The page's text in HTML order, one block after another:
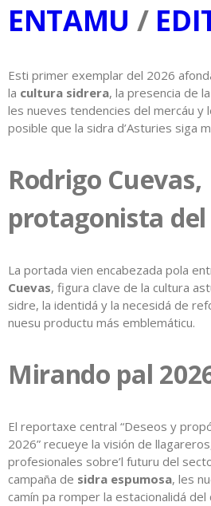
ENTAMU /
Esti primer exemplar del 2026
la cultura sidrera, la presencia de
les nueves tendencies del mercáu y
posible que la sidra d’Asturies siga
Rodrigo Cuevas,
protagonista del
La portada vien encabezada pola
Cuevas, figura clave de la cultura
sidre, la identidá y la necesidá de
nuesu productu más emblemáticu.
Mirando pal
El reportaxe central “Deseos y
2026” recueye la visión de
profesionales sobre’l futuru del
campaña de sidra espumosa, les
camín pa romper la estacionalidá del